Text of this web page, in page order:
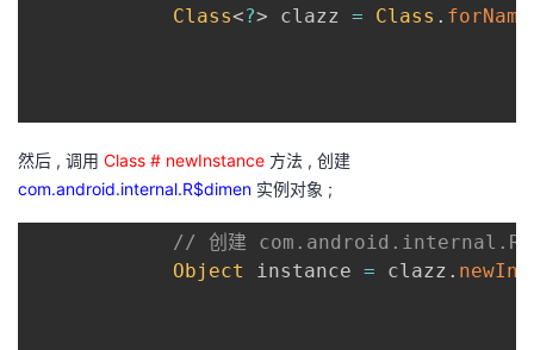
Class<?> clazz = Class . forName
然后 , 调用 Class # newInstance 方法 , 创建
com.android.internal.R$dimen 实例对象 ;
// 创建
Object
instance = clazz .